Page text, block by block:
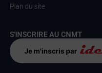
Plan du site
S'INSCRIRE AU CNMT
Je m'inscris par